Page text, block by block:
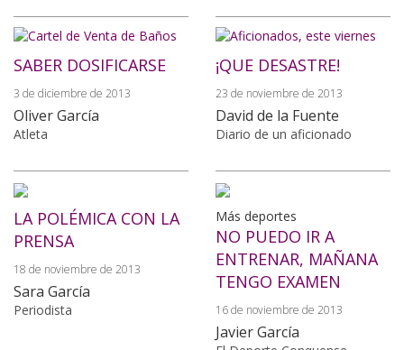
SABER DOSIFICARSE
3 de diciembre de 2013
Oliver García
Atleta
¡QUE DESASTRE!
23 de noviembre de 2013
David de la Fuente
Diario de un aficionado
LA POLÉMICA CON LA
PRENSA
18 de noviembre de 2013
Sara García
Periodista
Más deportes
NO PUEDO IR A
ENTRENAR, MAÑANA
TENGO EXAMEN
16 de noviembre de 2013
Javier García